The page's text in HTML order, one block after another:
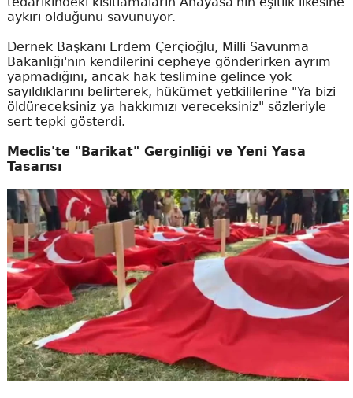
aykırı olduğunu savunuyor.
Dernek Başkanı Erdem Çerçioğlu, Milli Savunma
Bakanlığı'nın kendilerini cepheye gönderirken ayrım
yapmadığını, ancak hak teslimine gelince yok
sayıldıklarını belirterek, hükümet yetkililerine "Ya bizi
öldüreceksiniz ya hakkımızı vereceksiniz" sözleriyle
sert tepki gösterdi.
Meclis'te "Barikat" Gerginliği ve Yeni Yasa
Tasarısı